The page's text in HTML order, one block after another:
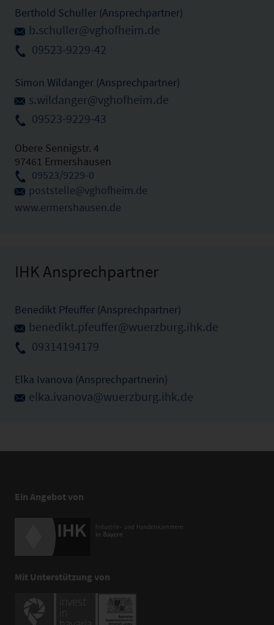
Berthold Schuller (Ansprechpartner)
b.schuller@vghofheim.de
09523-9229-42
Simon Wildanger (Ansprechpartner)
s.wildanger@vghofheim.de
09523-9229-43
Obere Sennigstr. 4
97461 Ermershausen
09523/9229-0
poststelle@vghofheim.de
www.ermershausen.de
IHK Ansprechpartner
Benedikt Pfeuffer (Ansprechpartner)
benedikt.pfeuffer@wuerzburg.ihk.de
09314194179
Elka Ivanova (Ansprechpartnerin)
elka.ivanova@wuerzburg.ihk.de
Ein Angebot von
Mit Unterstützung von